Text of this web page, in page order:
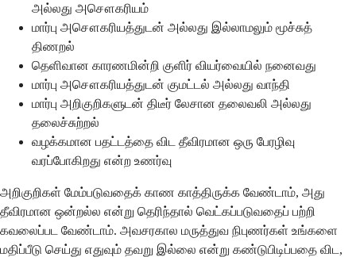
அல்லது அசௌகரியம்
மார்பு அசௌகரியத்துடன் அல்லது இல்லாமலும் மூச்சுத்
திணறல்
தெளிவான காரணமின்றி குளிர் வியர்வையில் நனைவது
மார்பு அசௌகரியத்துடன் குமட்டல் அல்லது வாந்தி
மார்பு அறிகுறிகளுடன் திடீர் லேசான தலைவலி அல்லது
தலைச்சுற்றல்
வழக்கமான பதட்டத்தை விட தீவிரமான ஒரு பேரழிவு
வரப்போகிறது என்ற உணர்வு
அறிகுறிகள் மேம்படுவதைக் காண காத்திருக்க வேண்டாம், அது
தீவிரமான ஒன்றல்ல என்று தெரிந்தால் வெட்கப்படுவதைப் பற்றி
கவலைப்பட வேண்டாம். அவசரகால மருத்துவ நிபுணர்கள் உங்களை
மதிப்பீடு செய்து எதுவும் தவறு இல்லை என்று கண்டுபிடிப்பதை விட,